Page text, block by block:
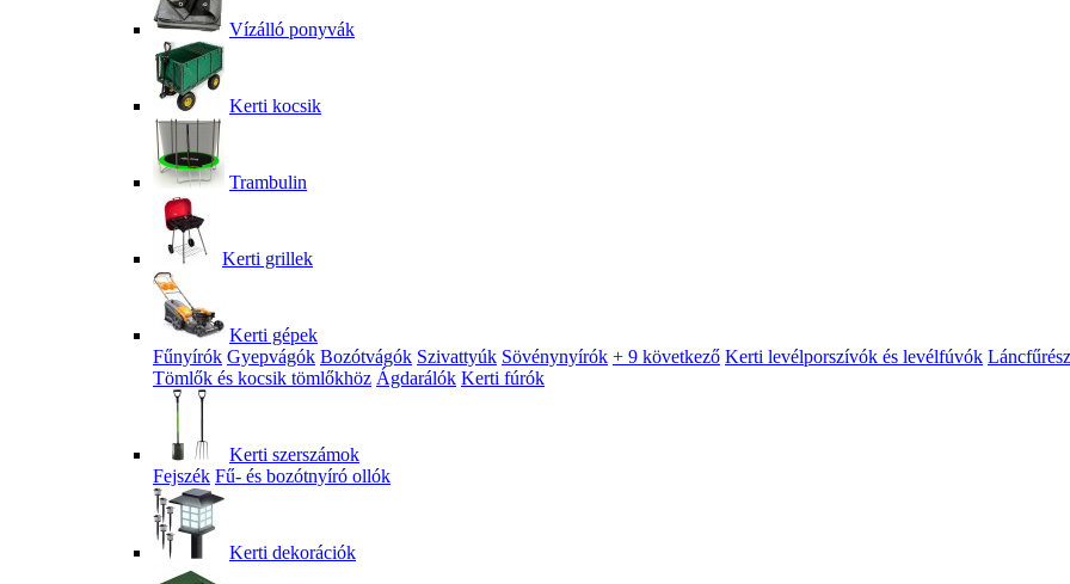
Vízálló ponyvák
Kerti kocsik
Trambulin
Kerti grillek
Kerti gépek
Fűnyírók Gyepvágók Bozótvágók Szivattyúk Sövénynyírók + 9 következő Kerti levélporszívók és levélfúvók
Tömlők és kocsik tömlőkhöz Ágdarálók Kerti fúrók
Kerti szerszámok
Fejszék Fű- és bozótnyíró ollók
Kerti dekorációk